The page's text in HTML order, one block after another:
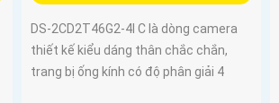
DS-2CD2T46G2-4I C là dòng camera
thiết kế kiểu dáng thân chắc chắn,
trang bị ống kính có độ phân giải 4